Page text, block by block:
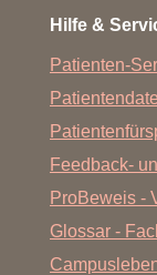
Hilfe &
Patienten-
Feedback-
ProBeweis -
Glossar -